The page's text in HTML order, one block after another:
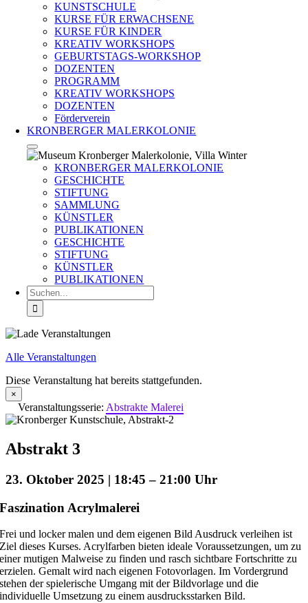
KUNSTSCHULE
KURSE FÜR ERWACHSENE
KURSE FÜR KINDER
KREATIV WORKSHOPS
GEBURTSTAGS-WORKSHOP
DOZENTEN
PROGRAMM
KREATIV WORKSHOPS
DOZENTEN
Förderverein
KRONBERGER MALERKOLONIE
KRONBERGER MALERKOLONIE
GESCHICHTE
STIFTUNG
SAMMLUNG
KÜNSTLER
PUBLIKATIONEN
GESCHICHTE
STIFTUNG
KÜNSTLER
PUBLIKATIONEN
Suche
nach:
Alle Veranstaltungen
Diese Veranstaltung hat bereits stattgefunden.
×
Veranstaltungsserie: Abstrakte Malerei
Abstrakt 3
23. Oktober 2025 | 18:45 – 21:00
Faszination Acrylmalerei
Frei und locker malen und dem eigenen Bild Ausdruck verleihen ist
Ziel dieses Kurses. Acrylfarben bieten ideale Voraussetzungen, um zu
einer mutigen Malweise zu finden und rasch sichtbare Fortschritte zu
erzielen. Gemalt wird nach eigenen Fotovorlagen. Im Vordergrund
stehen der spielerische Umgang mit der Bildvorlage und die
individuelle Umsetzung zu einem ausdrucksstarken Bild.